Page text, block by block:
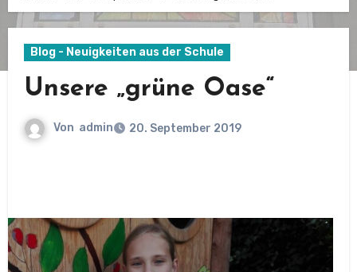
Blog - Neuigkeiten aus der Schule
Unsere „grüne Oase“
Von admin 20. September 2019